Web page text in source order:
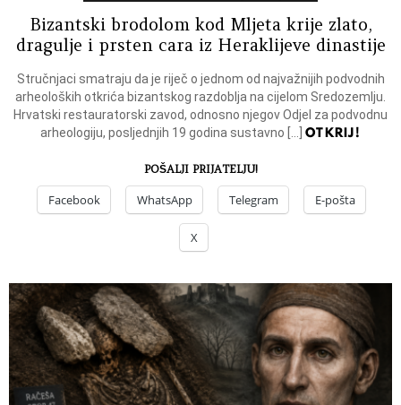
Bizantski brodolom kod Mljeta krije zlato,
dragulje i prsten cara iz Heraklijeve dinastije
Stručnjaci smatraju da je riječ o jednom od najvažnijih podvodnih
arheoloških otkrića bizantskog razdoblja na cijelom Sredozemlju.
Hrvatski restauratorski zavod, odnosno njegov Odjel za podvodnu
arheologiju, posljednjih 19 godina sustavno […] OTKRIJ!
POŠALJI PRIJATELJU!
Facebook WhatsApp Telegram E-pošta
X